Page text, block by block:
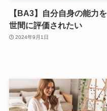
【BA3】自分自身の能力を
世間に評価されたい
2024年9月1日